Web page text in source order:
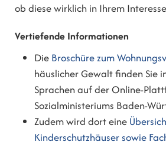
ob diese wirklich in Ihrem
Vertiefende Informationen
Die Broschüre zum
häuslicher Gewalt finden Sie
Sprachen auf der Online-
Sozialministeriums Baden-
Zudem wird dort eine
Kinderschutzhäuser sowie